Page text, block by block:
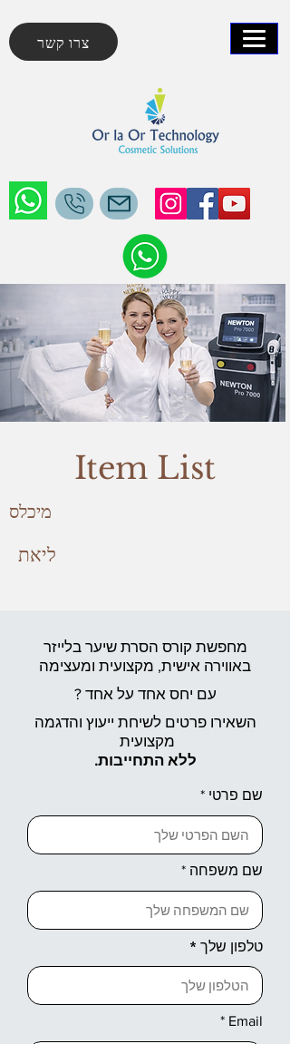
צרו קשר
Item List
מיכלס
ליאת
מחפשת קורס הסרת שיער בלייזר
באווירה אישית, מקצועית ומעצימה
עם יחס אחד על אחד ?
השאירו פרטים לשיחת ייעוץ והדגמה
מקצועית
ללא התחייבות.
שם פרטי
שם משפחה
טלפון שלך
Email